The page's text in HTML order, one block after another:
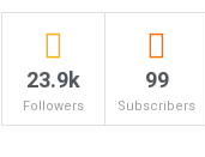
23.9k
Followers
99
Subscribers